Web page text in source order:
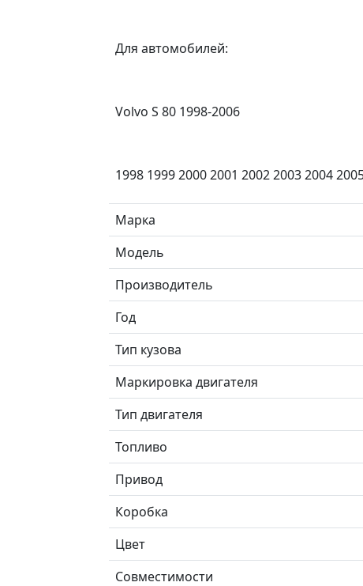
Для автомобилей:
Volvo S 80 1998-2006
1998 1999 2000 2001 2002 2003 2004
Марка
Модель
Производитель
Год
Тип кузова
Маркировка двигателя
Тип двигателя
Топливо
Привод
Коробка
Цвет
Совместимости